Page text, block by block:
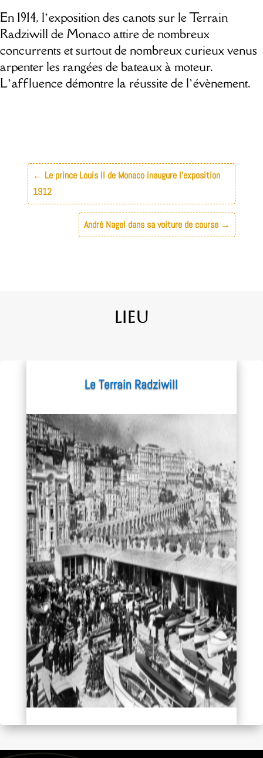
En 1914, l’exposition des canots sur le Terrain
Radziwill de Monaco attire de nombreux
concurrents et surtout de nombreux curieux venus
arpenter les rangées de bateaux à moteur.
L’affluence démontre la réussite de l’évènement.
← Le prince Louis II de Monaco inaugure l'exposition
1912
André Nagel dans sa voiture de course →
Lieu
Le Terrain Radziwill